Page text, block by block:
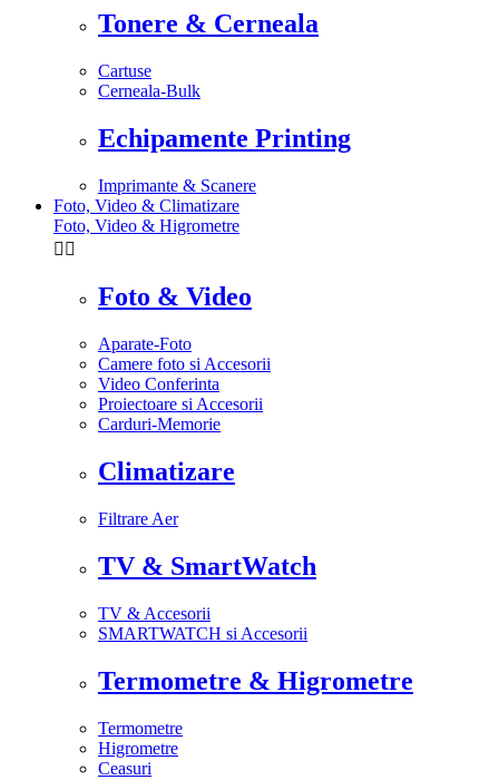
Tonere & Cerneala
Cartuse
Cerneala-Bulk
Echipamente Printing
Imprimante & Scanere
Foto, Video & Climatizare
Foto, Video & Higrometre
 
Foto & Video
Aparate-Foto
Camere foto si Accesorii
Video Conferinta
Proiectoare si Accesorii
Carduri-Memorie
Climatizare
Filtrare Aer
TV & SmartWatch
TV & Accesorii
SMARTWATCH si Accesorii
Termometre & Higrometre
Termometre
Higrometre
Ceasuri